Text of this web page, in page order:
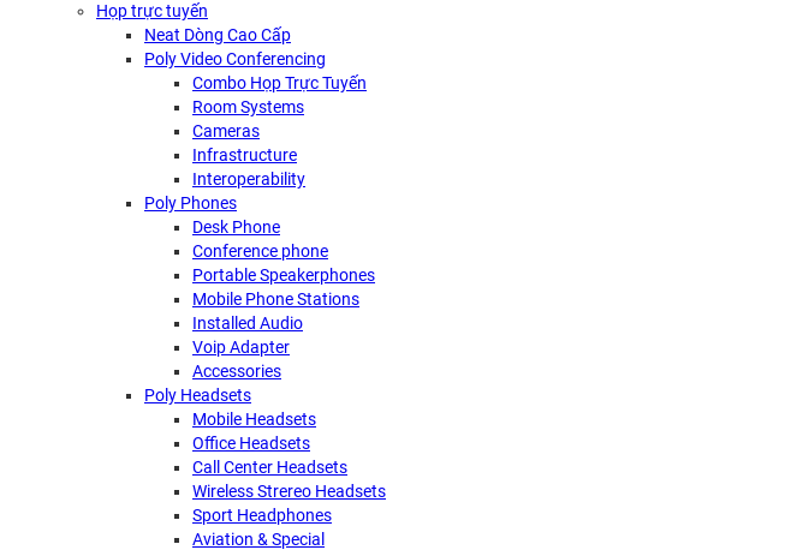
Họp trực tuyến
Neat Dòng Cao Cấp
Poly Video Conferencing
Combo Họp Trực Tuyến
Room Systems
Cameras
Infrastructure
Interoperability
Poly Phones
Desk Phone
Conference phone
Portable Speakerphones
Mobile Phone Stations
Installed Audio
Voip Adapter
Accessories
Poly Headsets
Mobile Headsets
Office Headsets
Call Center Headsets
Wireless Strereo Headsets
Sport Headphones
Aviation & Special